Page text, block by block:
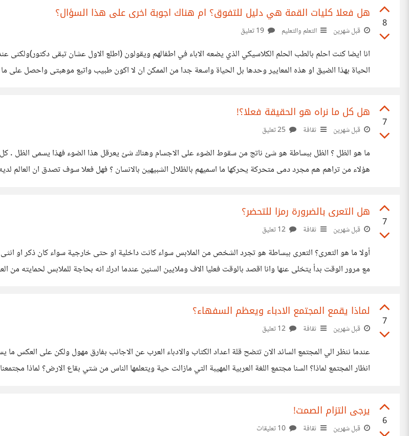
8
هل فعلا كليات القمة هي دليل للتفوق؟ ام هناك اجوبة اخرى على هذا السؤال؟
قبل شهرين التعلم والتعليم
انا ايضا كنت احلم بالطب الحلم الكلاسيكي الذي يضعه الاباء في اطفالهم ويقولون (اطلع الاول عشان تبقى
الحياة بهذا الضيق او هذه المعايير وحدها بل الحياة واسعة جدا من الممكن ان لا اكون طبيب واتبع موهبتى واحصل على
7
هل كل ما نراه هو الحقيقة فعلا؟!
قبل شهرين ثقافة
ما هو الظل ؟ الظل ببساطة هو شئ ناتج من سقوط الضوء على الاجسام وهناك شئ يعرقل هذا الضوء فهذا يسمى الظل . كل
هؤلاء من تراهم هم مجرد دمى متحركة يحركها ما اسميهم بالظلال الشبيهين بالانسان ؟ فهل فعلا سوف تصدق ان العالم
7
هل التعرى بالضرورة رمزا للتحضر؟
قبل شهرين ثقافة
7
لماذا يقمع المجتمع الادباء ويعظم السفهاء؟
قبل شهرين ثقافة
عندما ننظر الي المجتمع السائد الان تتضح قلة اعداد الكتاب والادباء العرب عن الاجانب بفارق مهول ولكن على العكس
انظار المجتمع لماذا؟ السنا مجتمع اللغة العربية المهيبة التي مازالت حية ويتعلمها الناس من شتي بقاع الارض؟ لماذا
6
يرجى التزام الصمت!
قبل شهرين ثقافة